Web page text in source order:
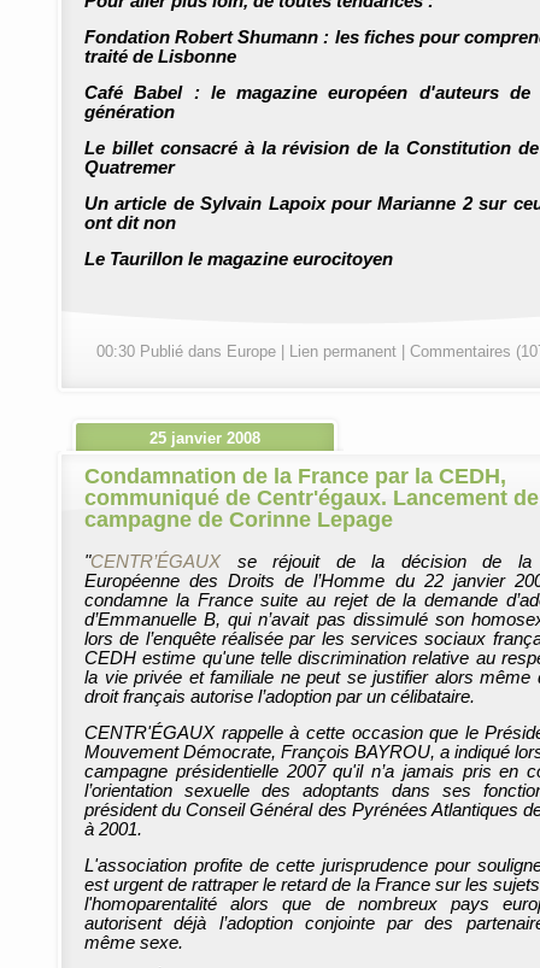
Fondation Robert Shumann : les fiches pour
traité de Lisbonne
Café Babel : le magazine européen d'auteurs de
génération
Le billet consacré à la révision de la Constitution de
Quatremer
Un article de Sylvain Lapoix pour Marianne 2 sur
ont dit non
Le Taurillon le magazine eurocitoyen
00:30 Publié dans Europe Lien permanent Commentaires
25 janvier 2008
Condamnation de la France par la CEDH,
communiqué de Centr'égaux. Lancement de
campagne de Corinne Lepage
"CENTR’ÉGAUX
se réjouit de la décision de la
Européenne des Droits de l’Homme du 22 janvier
condamne la France suite au rejet de la demande
d’Emmanuelle B, qui n’avait pas dissimulé son
lors de l’enquête réalisée par les services sociaux
CEDH estime qu'une telle discrimination relative au
la vie privée et familiale ne peut se justifier alors même
droit français autorise l’adoption par un célibataire.
CENTR'ÉGAUX rappelle à cette occasion que le
Mouvement Démocrate, François BAYROU, a indiqué
campagne présidentielle 2007 qu'il n’a jamais pris en
l’orientation sexuelle des adoptants dans ses
président du Conseil Général des Pyrénées Atlantiques
à 2001.
L'association profite de cette jurisprudence pour
est urgent de rattraper le retard de la France sur les
l'homoparentalité alors que de nombreux pays
autorisent déjà l’adoption conjointe par des
même sexe.